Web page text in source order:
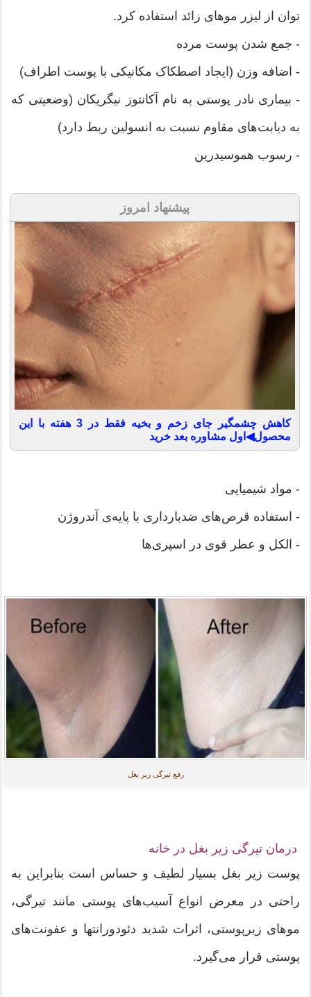
توان از لیزر موهای زائد استفاده کرد.
- جمع شدن پوست مرده
- اضافه وزن (ایجاد اصطکاک مکانیکی با پوست اطراف)
- بیماری نادر پوستی به نام آکانتوز نیگریکان (وضعیتی که
به دیابت‌های مقاوم نسبت به انسولین ربط دارد)
- رسوب هموسیدرین
پیشنهاد امروز
کاهش چشمگیر جای زخم و بخیه فقط در 3 هفته با این
محصول◀اول مشاوره بعد خرید
- مواد شیمیایی
- استفاده قرص‌های ضدبارداری با پایه‌ی آندروژن
- الکل و عطر قوی در اسپری‌ها
رفع تیرگی زیر بغل
درمان تیرگی زیر بغل در خانه
پوست زیر بغل بسیار لطیف و حساس است بنابراین به‌
راحتی در معرض انواع آسیب‌های پوستی مانند تیرگی،
موهای زیرپوستی، اثرات شدید دئودورانت­ها و عفونت‌های
پوستی قرار می‌گیرد.